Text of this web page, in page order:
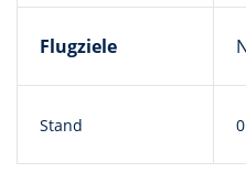
Stand
Flugziele